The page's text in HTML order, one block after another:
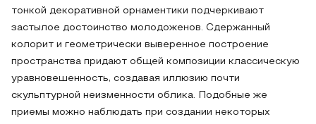
тонкой декоративной орнаментики подчеркивают
застылое достоинство молодоженов. Сдержанный
колорит и геометрически выверенное построение
пространства придают общей композиции классическую
уравновешенность, создавая иллюзию почти
скульптурной неизменности облика. Подобные же
приемы можно наблюдать при создании некоторых